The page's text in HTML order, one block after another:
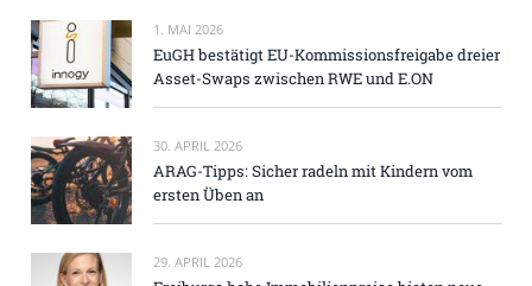
1. MAI 2026
EuGH bestätigt EU-Kommissionsfreigabe dreier
Asset-Swaps zwischen RWE und E.ON
30. APRIL 2026
ARAG-Tipps: Sicher radeln mit Kindern vom
ersten Üben an
29. APRIL 2026